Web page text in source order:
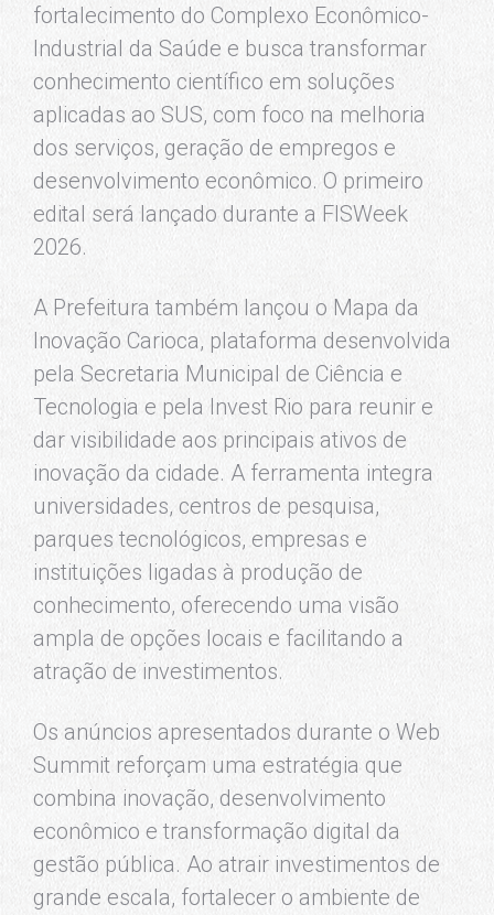
fortalecimento do Complexo Econômico-
Industrial da Saúde e busca transformar
conhecimento científico em soluções
aplicadas ao SUS, com foco na melhoria
dos serviços, geração de empregos e
desenvolvimento econômico. O primeiro
edital será lançado durante a FISWeek
2026.
A Prefeitura também lançou o Mapa da
Inovação Carioca, plataforma desenvolvida
pela Secretaria Municipal de Ciência e
Tecnologia e pela Invest Rio para reunir e
dar visibilidade aos principais ativos de
inovação da cidade. A ferramenta integra
universidades, centros de pesquisa,
parques tecnológicos, empresas e
instituições ligadas à produção de
conhecimento, oferecendo uma visão
ampla de opções locais e facilitando a
atração de investimentos.
Os anúncios apresentados durante o Web
Summit reforçam uma estratégia que
combina inovação, desenvolvimento
econômico e transformação digital da
gestão pública. Ao atrair investimentos de
grande escala, fortalecer o ambiente de